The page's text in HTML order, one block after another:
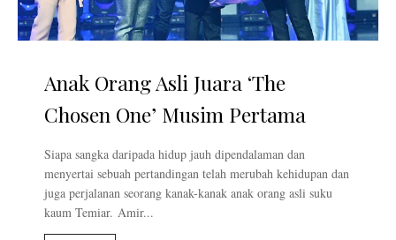
Anak Orang Asli Juara ‘The
Chosen One’ Musim Pertama
Siapa sangka daripada hidup jauh dipendalaman dan
menyertai sebuah pertandingan telah merubah kehidupan dan
juga perjalanan seorang kanak-kanak anak orang asli suku
kaum Temiar. Amir...